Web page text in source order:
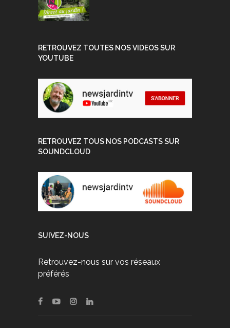
RETROUVEZ TOUTES NOS VIDEOS SUR
YOUTUBE
RETROUVEZ TOUS NOS PODCASTS SUR
SOUNDCLOUD
SUIVEZ-NOUS
Retrouvez-nous sur vos réseaux
préférés